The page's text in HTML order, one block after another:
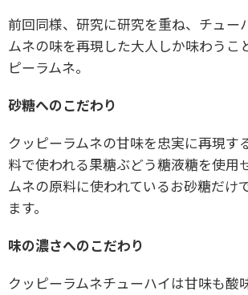
前回同様、研究に研究を重ね、チュー
ムネの味を再現した大人しか味わうこ
ピーラムネ。
砂糖へのこだわり
クッピーラムネの甘味を忠実に再現す
料で使われる果糖ぶどう糖液糖を使用
ムネの原料に使われているお砂糖だけ
ます。
味の濃さへのこだわり
クッピーラムネチューハイは甘味も酸